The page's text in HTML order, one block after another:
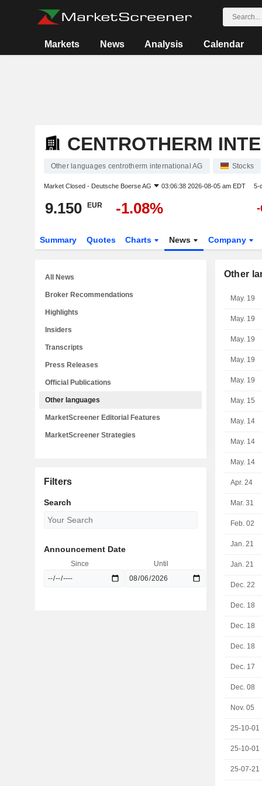
Markets News Analysis Calendar
CENTROTHERM
Other languages centrotherm international AG Stocks
Market Closed - Deutsche Boerse AG 03:06:38 2026-08-05 am EDT 5-
9.150 EUR -1.08%
Summary Quotes Charts News Company
Other
May. 19
May. 19
May. 19
May. 19
May. 19
May. 15
May. 14
May. 14
May. 14
Apr. 24
Mar. 31
Feb. 02
Jan. 21
Jan. 21
Dec. 22
Dec. 18
Dec. 18
Dec. 18
Dec. 17
Dec. 08
Nov. 05
25-10-01
25-10-01
25-07-21
All News
Broker Recommendations
Highlights
Insiders
Transcripts
Press Releases
Official Publications
Other languages
MarketScreener Editorial Features
MarketScreener Strategies
Filters
Search
Announcement Date
Since Until